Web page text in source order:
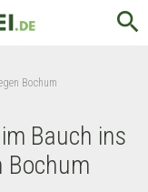
search
Bochum
Bauch ins
Bochum